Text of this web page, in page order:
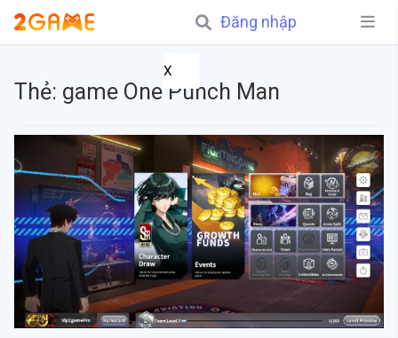
Đăng nhập
X
Thẻ: game One Punch Man